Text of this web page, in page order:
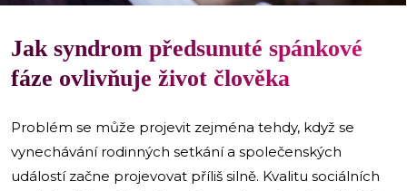
Jak syndrom předsunuté spánkové
fáze ovlivňuje život člověka
Problém se může projevit zejména tehdy, když se
vynechávání rodinných setkání a společenských
událostí začne projevovat příliš silně. Kvalitu sociálních